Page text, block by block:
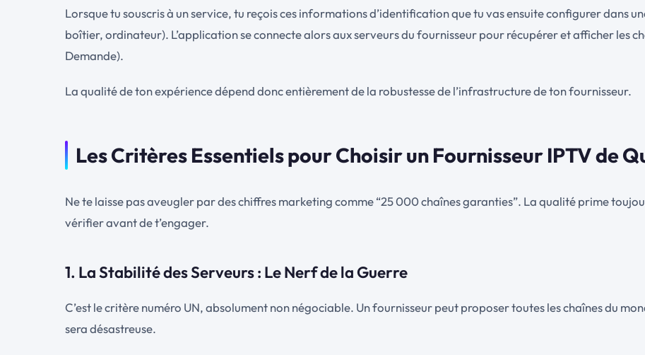
Lorsque tu souscris à un service, tu reçois ces informations d’identification que tu vas ensuite configurer dans
boîtier, ordinateur). L’application se connecte alors aux serveurs du fournisseur pour récupérer et afficher les
Demande).
La qualité de ton expérience dépend donc entièrement de la robustesse de l’infrastructure de ton fournisseur.
Les Critères Essentiels pour Choisir un Fournisseur IPTV de
Ne te laisse pas aveugler par des chiffres marketing comme “25 000 chaînes garanties”. La qualité prime
vérifier avant de t’engager.
1. La Stabilité des Serveurs : Le Nerf de la Guerre
C’est le critère numéro UN, absolument non négociable. Un fournisseur peut proposer toutes les chaînes du
sera désastreuse.